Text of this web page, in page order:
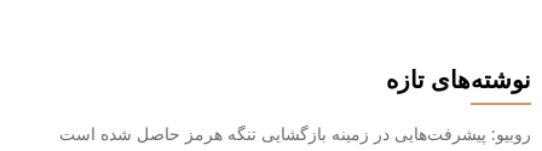
نوشته‌های تازه
روبیو: پیشرفت‌هایی در زمینه بازگشایی تنگه هرمز حاصل شده است